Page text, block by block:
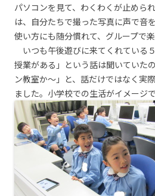
パソコンを見て、わくわくが止めら
は、自分たちで撮った写真に声で音
使い方にも随分慣れて、グループで楽
いつも午後遊びに来てくれている
授業がある」という話は聞いていた
ン教室か～」と、話だけではなく実
ました。小学校での生活がイメージ